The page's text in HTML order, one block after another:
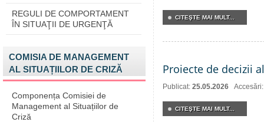
REGULI DE COMPORTAMENT
ÎN SITUAŢII DE URGENŢĂ
COMISIA DE MANAGEMENT
AL SITUAȚIILOR DE CRIZĂ
Componența Comisiei de
Management al Situațiilor de
Criză
CITEŞTE MAI MULT...
Proiecte de decizii
Publicat: 25.05.2026
CITEŞTE MAI MULT...